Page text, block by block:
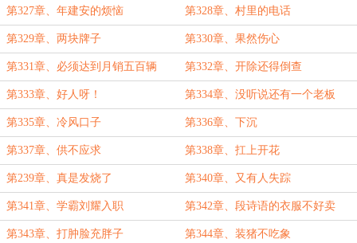
第327章、年建安的烦恼 第328章、村里的电话
第329章、两块牌子 第330章、果然伤心
第331章、必须达到月销五百辆 第332章、开除还得倒查
第333章、好人呀！ 第334章、没听说还有一个老板
第335章、冷风口子 第336章、下沉
第337章、供不应求 第338章、扛上开花
第239章、真是发烧了 第340章、又有人失踪
第341章、学霸刘耀入职 第342章、段诗语的衣服不好卖
第343章、打肿脸充胖子 第344章、装猪不吃象